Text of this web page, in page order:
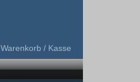
Warenkorb / Kasse